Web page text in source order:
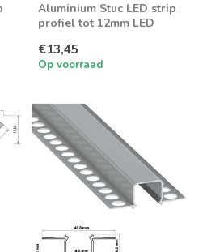
Aluminium Stuc LED strip
profiel tot 12mm LED
€13,45
Op voorraad